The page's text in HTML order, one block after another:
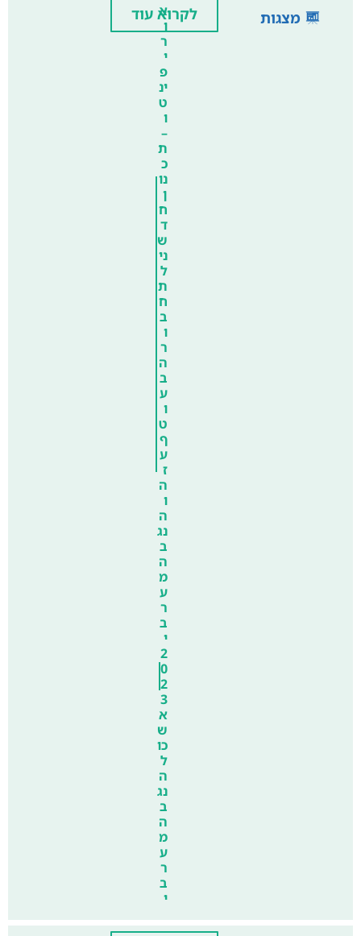
מצגות
א
ו
ר
י
פ
ינ
ט
ו
–
ת
כ
נו
ן
ח
ד
ש
ני
ל
ת
ח
ב
ו
ר
ה
ב
ע
ו
ט
ף
ע
ז
ה
ו
ה
נג
ב
ה
מ
ע
ר
ב
י
2
0
2
3
א
ש
כו
ל
ה
נג
ב
ה
מ
ע
ר
ב
י
לקרוא עוד